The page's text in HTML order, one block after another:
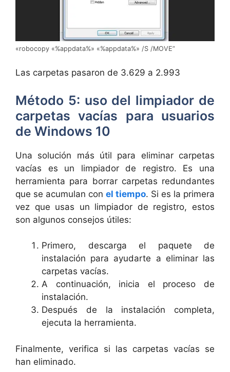
«robocopy «%appdata%» «%appdata%» /S /MOVE”
Las carpetas pasaron de 3.629 a 2.993
Método 5: uso del limpiador de
carpetas vacías para usuarios
de Windows 10
Una solución más útil para eliminar carpetas
vacías es un limpiador de registro. Es una
herramienta para borrar carpetas redundantes
que se acumulan con el tiempo. Si es la primera
vez que usas un limpiador de registro, estos
son algunos consejos útiles:
Primero, descarga el paquete de
instalación para ayudarte a eliminar las
carpetas vacías.
A continuación, inicia el proceso de
instalación.
Después de la instalación completa,
ejecuta la herramienta.
Finalmente, verifica si las carpetas vacías se
han eliminado.